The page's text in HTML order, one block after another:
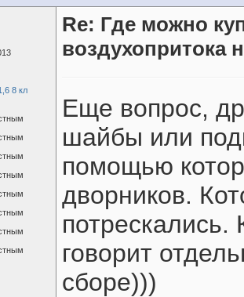
8 кл
Re: Где можно
воздухопритока
Еще вопрос,
шайбы или
помощью
дворников.
говорит
сборе)))